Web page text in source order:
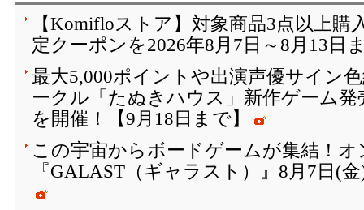
【Komifloストア】対象商品3点以上購
定クーポンを2026年8月7日～8月13日
最大5,000ポイントや出演声優サイン
ークル「たぬきハウス」新作ゲーム
を開催！【9月18日まで】
この宇宙からボードゲームが集結！
『GALAST（ギャラスト）』8月7日(